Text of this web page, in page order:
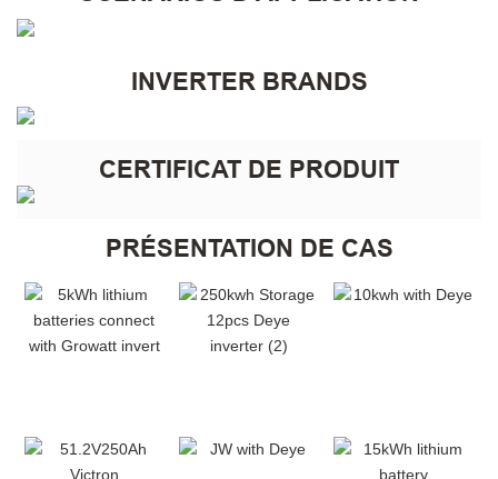
INVERTER BRANDS
CERTIFICAT DE PRODUIT
PRÉSENTATION DE CAS